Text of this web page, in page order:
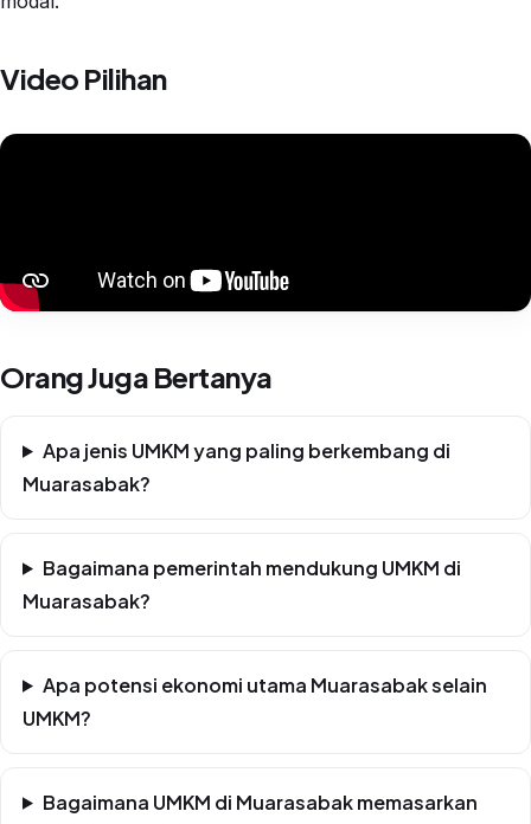
Video Pilihan
Orang Juga Bertanya
Apa jenis UMKM yang paling berkembang di
Muarasabak?
Bagaimana pemerintah mendukung UMKM di
Muarasabak?
Apa potensi ekonomi utama Muarasabak selain
UMKM?
Bagaimana UMKM di Muarasabak memasarkan